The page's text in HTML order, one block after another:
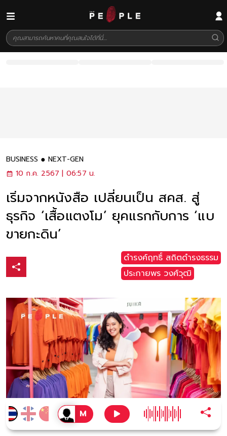
BUSINESS
NEXT-GEN
10 ก.ค. 2567 | 06:57 น.
เริ่มจากหนังสือ เปลี่ยนเป็น สคส. สู่
ธุรกิจ ‘เสื้อแตงโม’ ยุคแรกกับการ ‘แบ
ขายกะดิน’
ดำรงค์ฤทธิ์ สถิตดำรงธรรม
ประกายพร​ วงศ์​วุฒิ​